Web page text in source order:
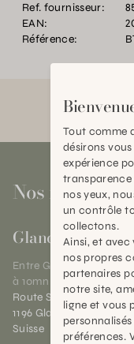
Ref. fournisseur:
EAN:
Référence:
Nos magasins
Gland
Entre Genève et
à 10mn de Nyon
Route Suisse 40
1196 Gland (VD)
Suisse
Tout comme
désirons
expérience
nos yeux,
un contrôle
collectons.
Ainsi, et
nos propres
partenaires
notre site,
ligne et vous
préférences.